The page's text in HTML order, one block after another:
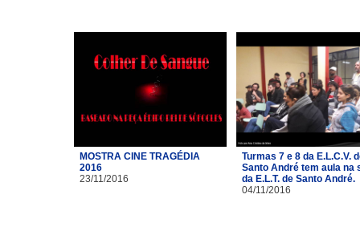
MOSTRA CINE TRAGÉDIA
2016
23/11/2016
Turmas 7 e 8 da E.L.C.V.
Santo André tem aula na
da E.L.T. de Santo André.
04/11/2016